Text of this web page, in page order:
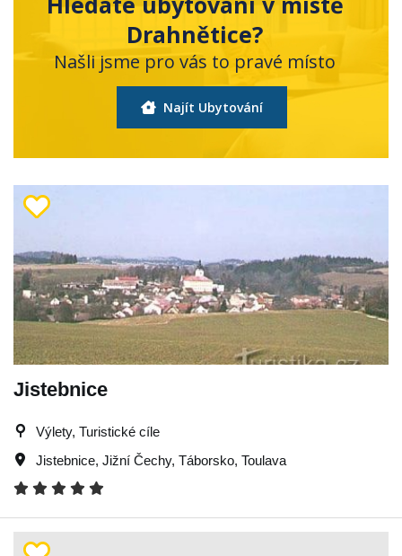
Drahnětice?
Našli jsme pro vás to pravé místo
Najít Ubytování
Jistebnice
Výlety, Turistické cíle
Jistebnice, Jižní Čechy, Táborsko, Toulava